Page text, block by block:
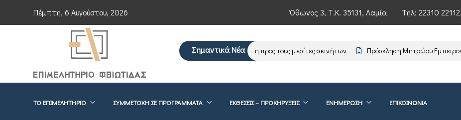
Πέμπτη, 6 Αυγούστου, 2026 Όθωνος 3, Τ.Κ. 35131, Λαμία Τηλ: 22310 22112,
Σημαντικά Νέα
Επείγουσα ενημέρωση προς τους μεσίτες ακινήτων Πρόσκληση Μητρώου
ΤΟ ΕΠΙΜΕΛΗΤΉΡΙΟ ΣΥΜΜΕΤΟΧΉ ΣΕ ΠΡΟΓΡΆΜΜΑΤΑ ΕΚΘΕΣΕΙΣ – ΠΡΟΚΗΡΥΞΕΙΣ ΕΝΗΜΈΡΩΣΗ ΕΠΙΚΟΙΝΩΝΊΑ